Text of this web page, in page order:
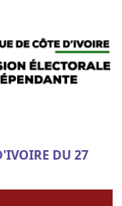
DU 27